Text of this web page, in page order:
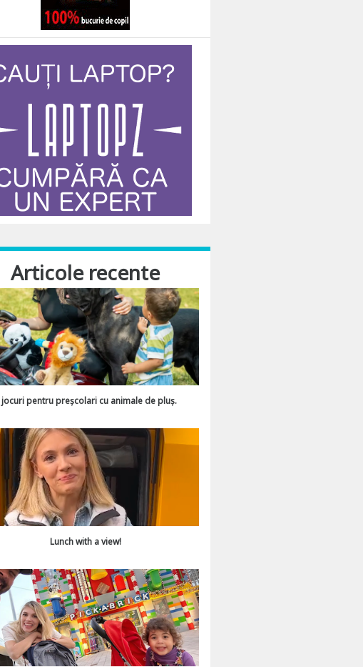
si intotdeauna suntem mai mult sau mai putin nervosi. Toti vrem liniste si
Articole recente
jocuri pentru preșcolari cu animale de pluș.
Lunch with a view!